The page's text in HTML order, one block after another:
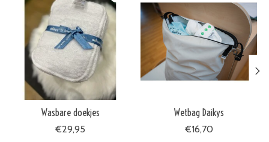
Wasbare doekjes
€29,95
Wetbag Daikys
€16,70